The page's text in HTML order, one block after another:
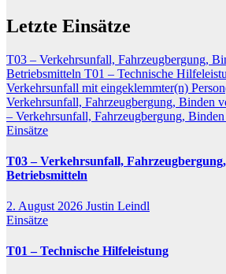
Letzte Einsätze
T03 – Verkehrsunfall, Fahrzeugbergung,
Betriebsmitteln T01 – Technische
Verkehrsunfall mit eingeklemmter(n)
Verkehrsunfall, Fahrzeugbergung, Binden
– Verkehrsunfall, Fahrzeugbergung,
Einsätze
T03 – Verkehrsunfall,
Betriebsmitteln
2. August 2026 Justin Leindl
Einsätze
T01 – Technische Hilfeleistung